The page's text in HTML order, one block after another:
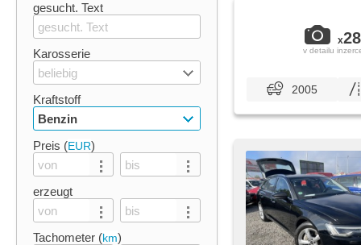
gesucht. Text
Karosserie
beliebig
Kraftstoff
Benzin
Preis (EUR)
erzeugt
Tachometer (km)
x28
v detailu
2005